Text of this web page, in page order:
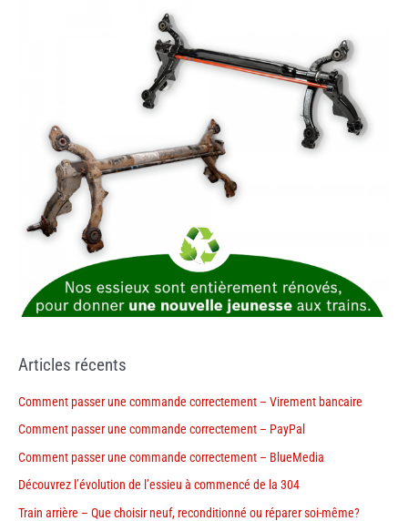
Articles récents
Comment passer une commande correctement – Virement bancaire
Comment passer une commande correctement – PayPal
Comment passer une commande correctement – BlueMedia
Découvrez l’évolution de l’essieu à commencé de la 304
Train arrière – Que choisir neuf, reconditionné ou réparer soi-même?